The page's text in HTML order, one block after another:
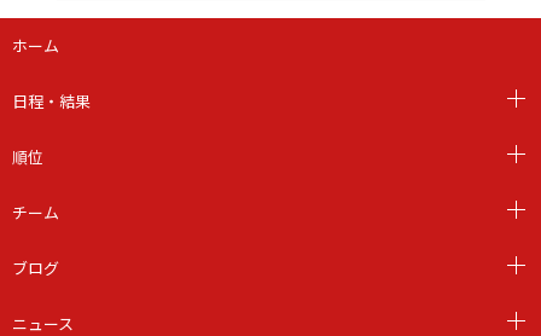
ホーム
日程・結果
順位
チーム
ブログ
ニュース